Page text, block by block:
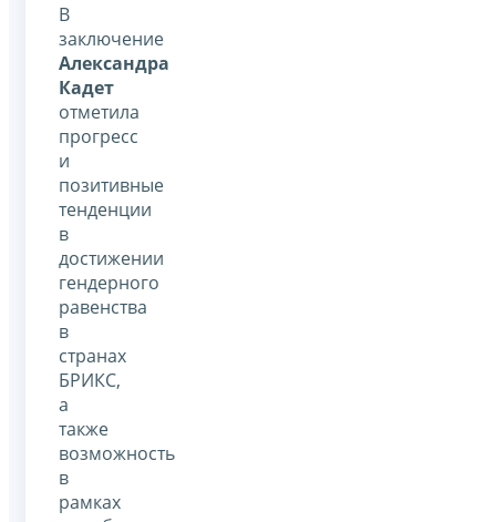
В
заключение
Александра
Кадет
отметила
прогресс
и
позитивные
тенденции
в
достижении
гендерного
равенства
в
странах
БРИКС,
а
также
возможность
в
рамках